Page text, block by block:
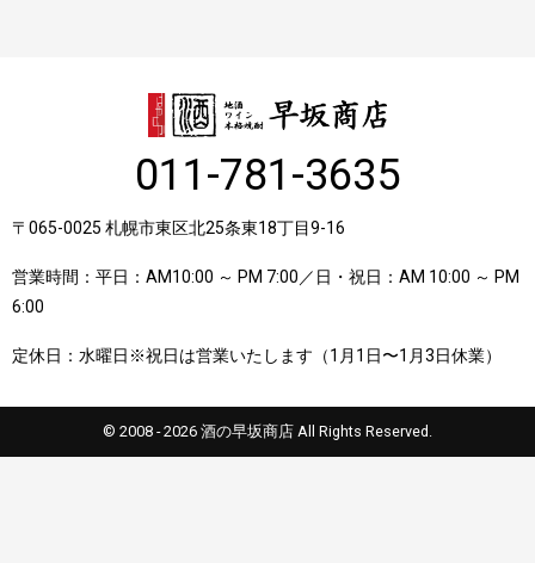
011-781-3635
〒065-0025 札幌市東区北25条東18丁目9-16
営業時間：平日：AM10:00 ～ PM 7:00／日・祝日：AM 10:00 ～ PM
6:00
定休日：水曜日※祝日は営業いたします（1月1日〜1月3日休業）
© 2008 - 2026 酒の早坂商店 All Rights Reserved.